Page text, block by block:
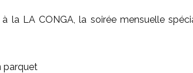
la LA CONGA, la soirée mensuelle
parquet